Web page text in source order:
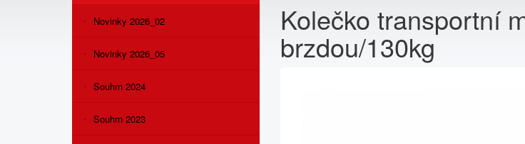
Novinky 2026_02
Novinky 2026_05
Souhrn 2024
Souhrn 2023
Kolečko transportní
brzdou/130kg